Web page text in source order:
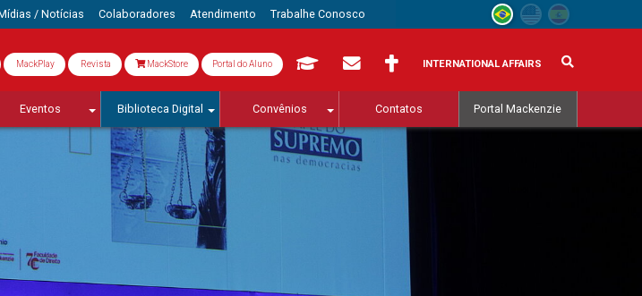
/ Notícias Colaboradores Atendimento Trabalhe Conosco
MackPlay Revista MackStore Portal do Aluno INTERNATIONAL AFFAIRS
Eventos Biblioteca Digital Convênios Contatos Portal Mackenzie